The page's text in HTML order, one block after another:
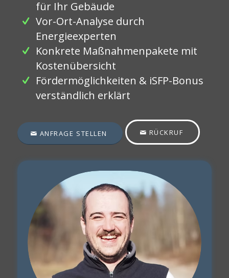
für Ihr Gebäude
Vor-Ort-Analyse durch
Energieexperten
Konkrete Maßnahmenpakete mit
Kostenübersicht
Fördermöglichkeiten & iSFP-Bonus
verständlich erklärt
ANFRAGE STELLEN RÜCKRUF